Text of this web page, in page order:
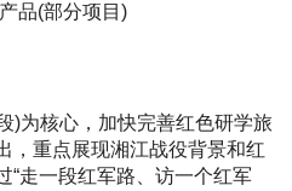
品(部分项目)
)为核心，加快完善红色研学旅
，重点展现湘江战役背景和红
“走一段红军路、访一个红军